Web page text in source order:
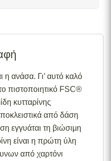
σας.
να ζητηθεί κατόπιν
είναι άμεσα διαθέσιμη
σε 2 – 4 εβδομάδες από
παραγγελίας σας.
σχετικά με τις
επικοινωνήστε
ή στο2315 005
η ανάσα. Γι’ αυτό καλό
πιστοποιητικό FSC®
κυτταρίνης
από δάση
εγγυάται τη βιώσιμη
είναι η πρώτη ύλη
από χαρτόνι